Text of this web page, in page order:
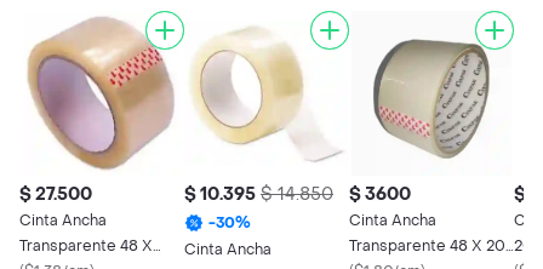
$ 27.500
Cinta Ancha
Transparente 48 X
$ 10.395 $ 14.850
-30%
Cinta Ancha
$ 3600
Cinta Ancha
Transparente 48 X 20
$